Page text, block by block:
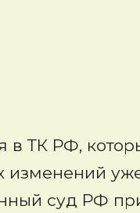
в ТК РФ,
изменений
суд РФ